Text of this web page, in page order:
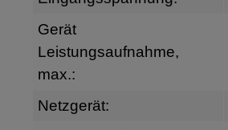
Gerät
Leistungsaufnahme,
max.:
Netzgerät: